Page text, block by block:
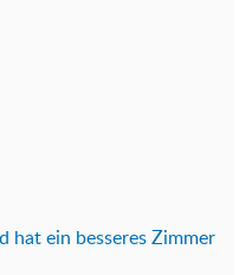
hat ein besseres Zimmer